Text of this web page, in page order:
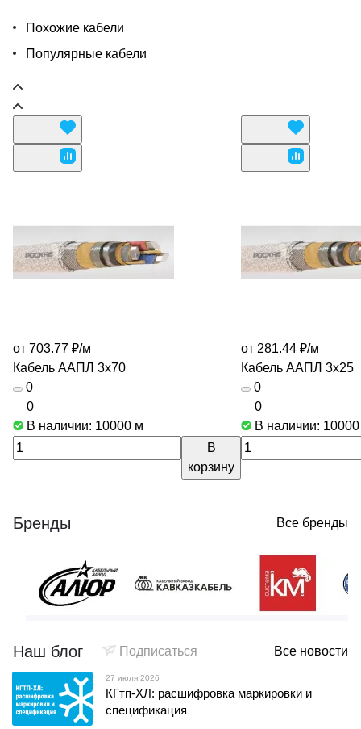
Похожие кабели
Популярные кабели
от 703.77 ₽/м
Кабель ААПЛ 3х70
0
0
В наличии: 10000 м
В
корзину
от 281.44 ₽/м
Кабель ААПЛ 3х25
0
0
В наличии:
Бренды Все бренды
Наш блог Подписаться Все новости
27 июля 2026
КГтп-ХЛ: расшифровка маркировки и
спецификация